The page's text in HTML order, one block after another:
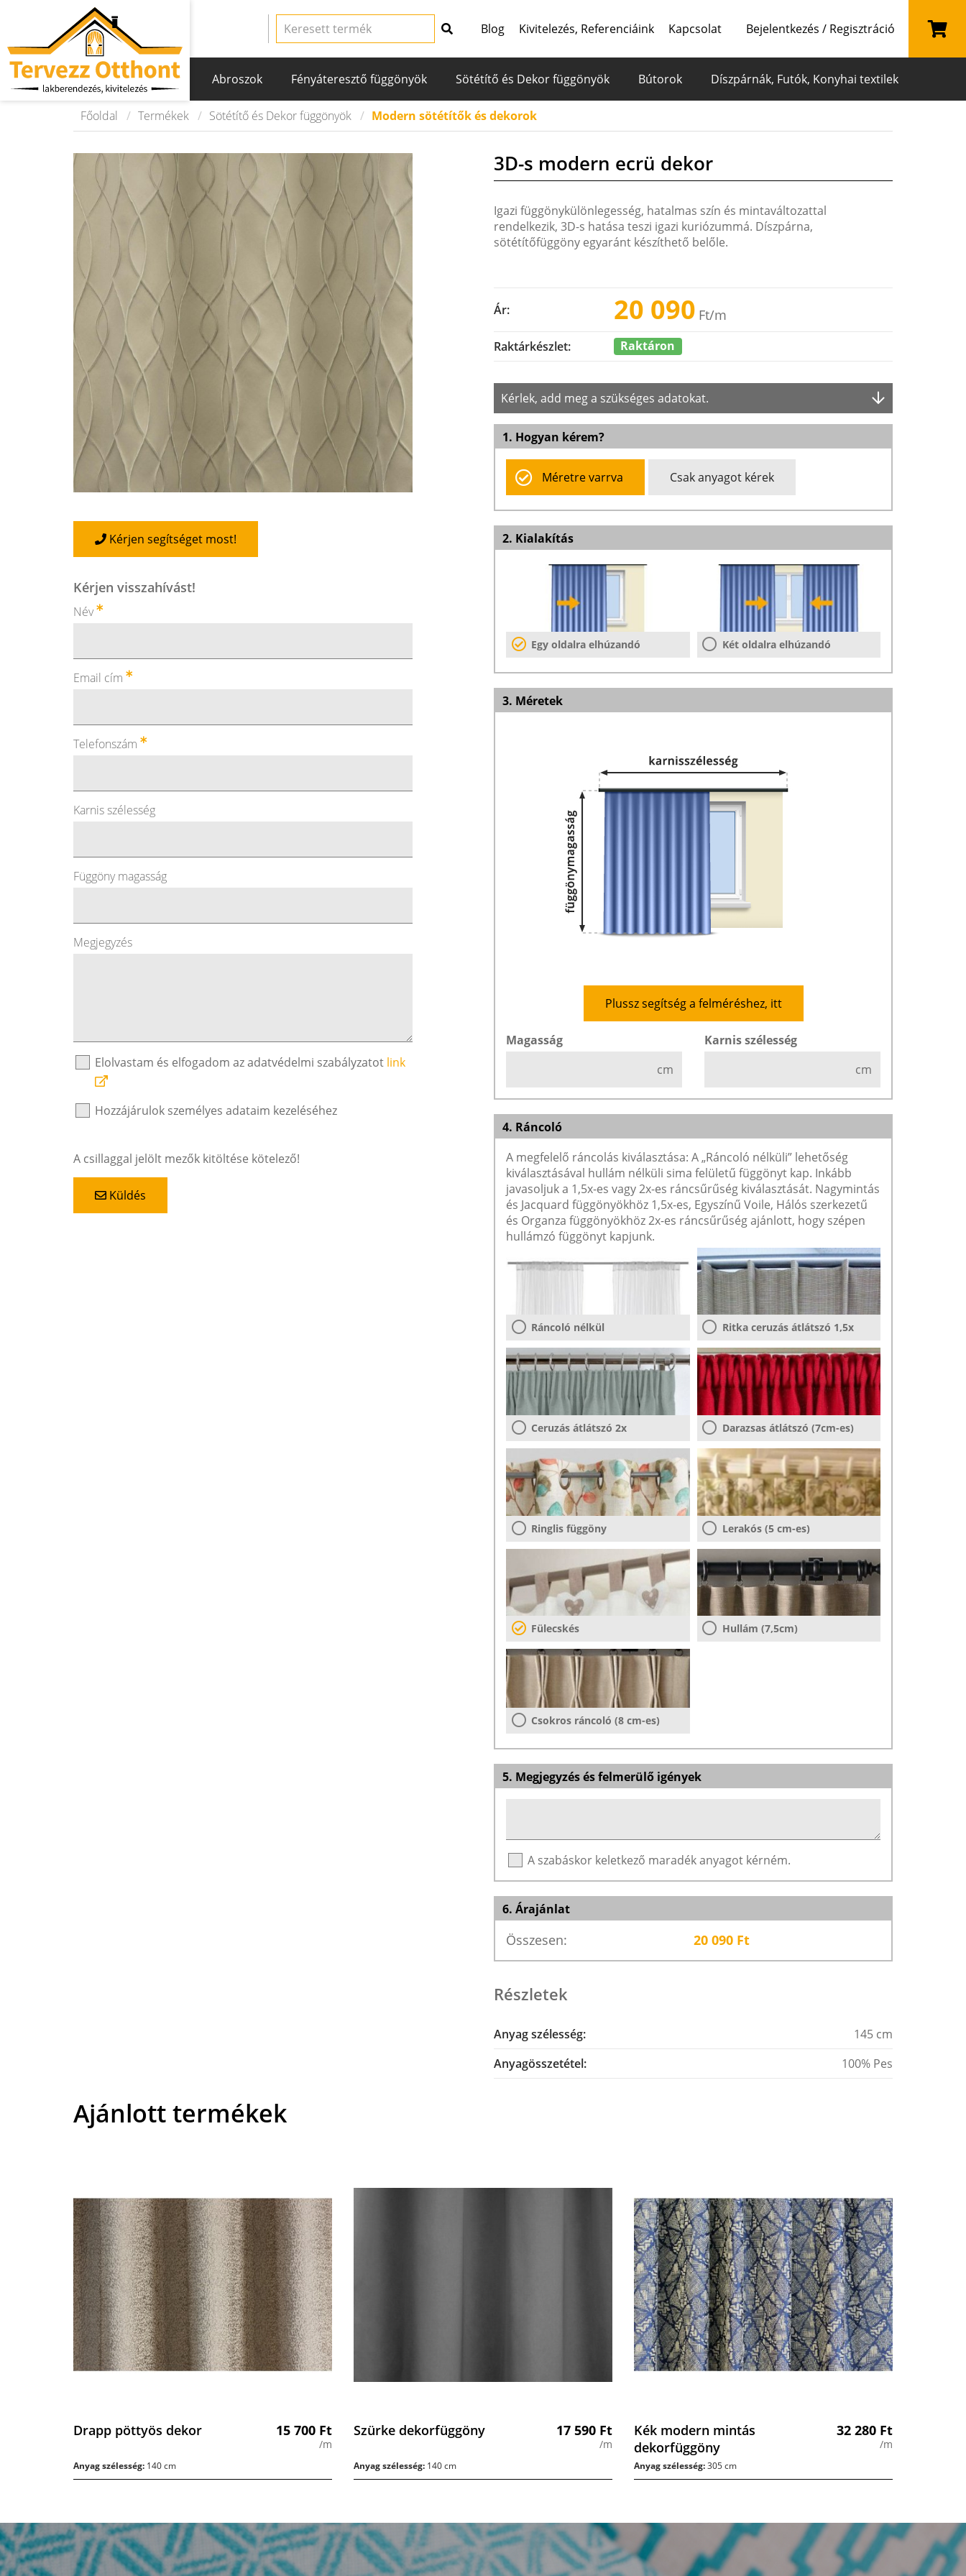
Blog Kivitelezés, Referenciáink Kapcsolat Bejelentkezés / Regisztráció
Abroszok Fényáteresztő függönyök Sötétítő és Dekor függönyök Bútorok Díszpárnák, Futók, Konyhai textilek
Főoldal Termékek Sötétítő és Dekor függönyök Modern sötétítők és dekorok
Kérjen segítséget most!
Kérjen visszahívást!
Név
Email cím
Telefonszám
Karnis szélesség
Függöny magasság
Megjegyzés
Elolvastam és elfogadom az adatvédelmi szabályzatot link
Hozzájárulok személyes adataim kezeléséhez
A csillaggal jelölt mezők kitöltése kötelező!
Küldés
3D-s modern ecrü dekor
Igazi függönykülönlegesség, hatalmas szín és mintaváltozattal
rendelkezik, 3D-s hatása teszi igazi kuriózummá. Díszpárna,
sötétítőfüggöny egyaránt készíthető belőle.
Ár: 20 090 Ft/m
Raktárkészlet: Raktáron
Kérlek, add meg a szükséges adatokat.
1. Hogyan kérem?
Méretre varrva Csak anyagot kérek
2. Kialakítás
Egy oldalra elhúzandó Két oldalra elhúzandó
3. Méretek
Plussz segítség a felméréshez, itt
Magasság
cm
Karnis szélesség
cm
4. Ráncoló
A megfelelő ráncolás kiválasztása: A „Ráncoló nélküli” lehetőség
kiválasztásával hullám nélküli sima felületű függönyt kap. Inkább
javasoljuk a 1,5x-es vagy 2x-es ráncsűrűség kiválasztását. Nagymintás
és Jacquard függönyökhöz 1,5x-es, Egyszínű Voile, Hálós szerkezetű
és Organza függönyökhöz 2x-es ráncsűrűség ajánlott, hogy szépen
hullámzó függönyt kapjunk.
Ráncoló nélkül Ritka ceruzás átlátszó 1,5x
Ceruzás átlátszó 2x Darazsas átlátszó (7cm-es)
Ringlis függöny Lerakós (5 cm-es)
Fülecskés Hullám (7,5cm)
Csokros ráncoló (8 cm-es)
5. Megjegyzés és felmerülő igények
A szabáskor keletkező maradék anyagot kérném.
6. Árajánlat
Összesen: 20 090Ft
Részletek
Anyag szélesség:
145 cm
Anyagösszetétel:
100% Pes
Ajánlott termékek
Drapp pöttyös dekor 15 700 Ft
/m
Anyag szélesség: 140 cm
Szürke dekorfüggöny 17 590 Ft
/m
Anyag szélesség: 140 cm
Kék modern mintás
dekorfüggöny
32 280 Ft
/m
Anyag szélesség:305 cm